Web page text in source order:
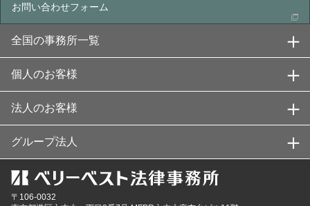
お問い合わせフォーム
全国の事務所一覧
個人のお客様
法人のお客様
グループ法人
〒106-0032